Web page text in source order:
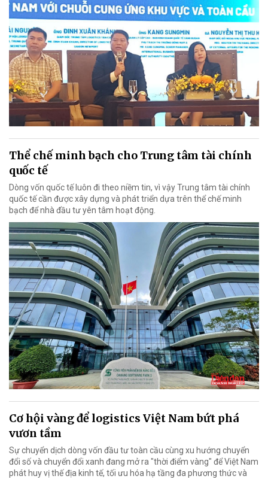
Thể chế minh bạch cho Trung tâm tài chính
quốc tế
Dòng vốn quốc tế luôn đi theo niềm tin, vì vậy Trung tâm tài chính
quốc tế cần được xây dựng và phát triển dựa trên thể chế minh
bạch để nhà đầu tư yên tâm hoạt động.
Cơ hội vàng để logistics Việt Nam bứt phá
vươn tầm
Sự chuyển dịch dòng vốn đầu tư toàn cầu cùng xu hướng chuyển
đổi số và chuyển đổi xanh đang mở ra "thời điểm vàng" để Việt Nam
phát huy vị thế địa kinh tế, tối ưu hóa hạ tầng đa phương thức và